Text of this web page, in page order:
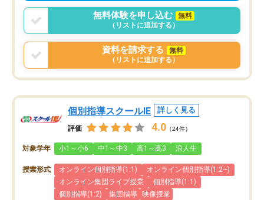
無料体験を申し込む
無料
（リストに追加する）
資料を請求する
無料
（リストに追加する）
個別指導スクールIE 詳しく見る
評価 4.0 （24件）
対象学年 小1～小6 中1～中3 高1～高3 浪人生
授業形式 オンライン個別指導(1:1)
オンライン個別指導(1:2~)
オンライン集団ライブ授業
個別指導(1:1)
個別指導(1:2)
集団指導 映像授業